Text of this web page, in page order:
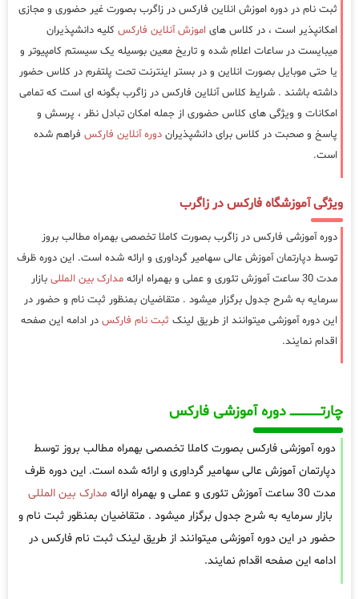
ثبت نام در دوره اموزش انلاین فارکس در زاگرب بصورت غیر حضوری و مجازی
امکانپذیر است ، در کلاس های اموزش آنلاین فارکس کلیه دانشپذیران
میبایست در ساعات اعلام شده و تاریخ معین بوسیله یک سیستم کامپیوتر و
یا حتی موبایل بصورت انلاین و در بستر اینترنت تحت پلتفرم در کلاس حضور
داشته باشند . شرایط کلاس آنلاین فارکس در زاگرب بگونه ای است که تمامی
امکانات و ویژگی های کلاس حضوری از جمله امکان تبادل نظر ، پرسش و
پاسخ و صحبت در کلاس برای دانشپذیران دوره آنلاین فارکس فراهم شده
است.
ویژگی آموزشگاه فارکس در زاگرب
دوره آموزشی فارکس در زاگرب بصورت کاملا تخصصی بهمراه مطالب بروز
توسط دپارتمان آموزش عالی سهامیر گرداوری و ارائه شده است. این دوره ظرف
مدت 30 ساعت آموزش تئوری و عملی و بهمراه ارائه
مدارک بین المللی بازار
سرمایه به شرح جدول برگزار میشود . متقاضیان بمنظور ثبت نام و حضور در
این دوره آموزشی میتوانند از طریق لینک ثبت نام فارکس در ادامه این صفحه
اقدام نمایند.
چارتـــــــــــــــــــ دوره آموزشی فارکس
دوره آموزشی فارکس بصورت کاملا تخصصی بهمراه مطالب بروز توسط
دپارتمان آموزش عالی سهامیر گرداوری و ارائه شده است. این دوره ظرف
مدت 30 ساعت آموزش تئوری و عملی و بهمراه ارائه
مدارک بین المللی
بازار سرمایه به شرح جدول برگزار میشود . متقاضیان بمنظور ثبت نام و
حضور در این دوره آموزشی میتوانند از طریق لینک ثبت نام فارکس در
ادامه این صفحه اقدام نمایند.